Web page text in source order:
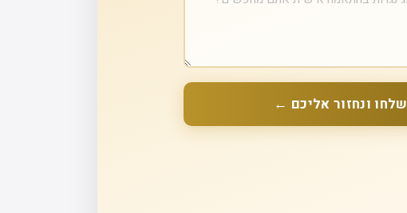
שלחו ונחזור אליכם ←